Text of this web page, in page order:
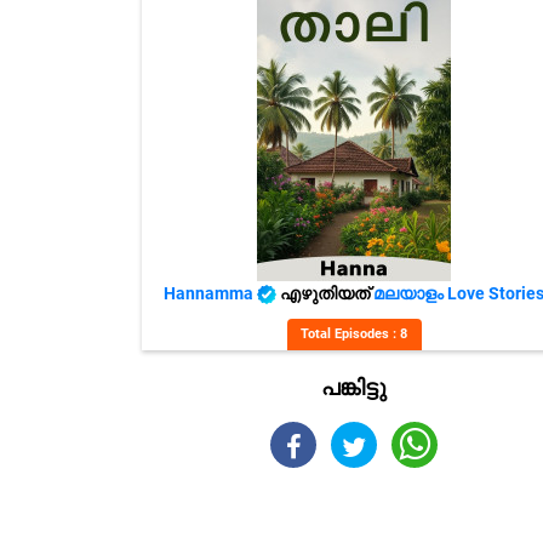
Hannamma എഴുതിയത്മലയാളം Love Stories
Total Episodes : 8
പങ്കിട്ടു